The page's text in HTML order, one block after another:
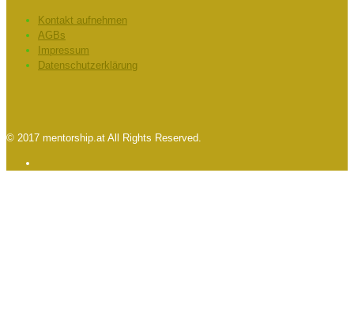
Kontakt aufnehmen
AGBs
Impressum
Datenschutzerklärung
© 2017 mentorship.at All Rights Reserved.